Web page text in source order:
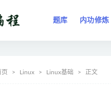
题库 内功修炼
页 Linux Linux基础 正文